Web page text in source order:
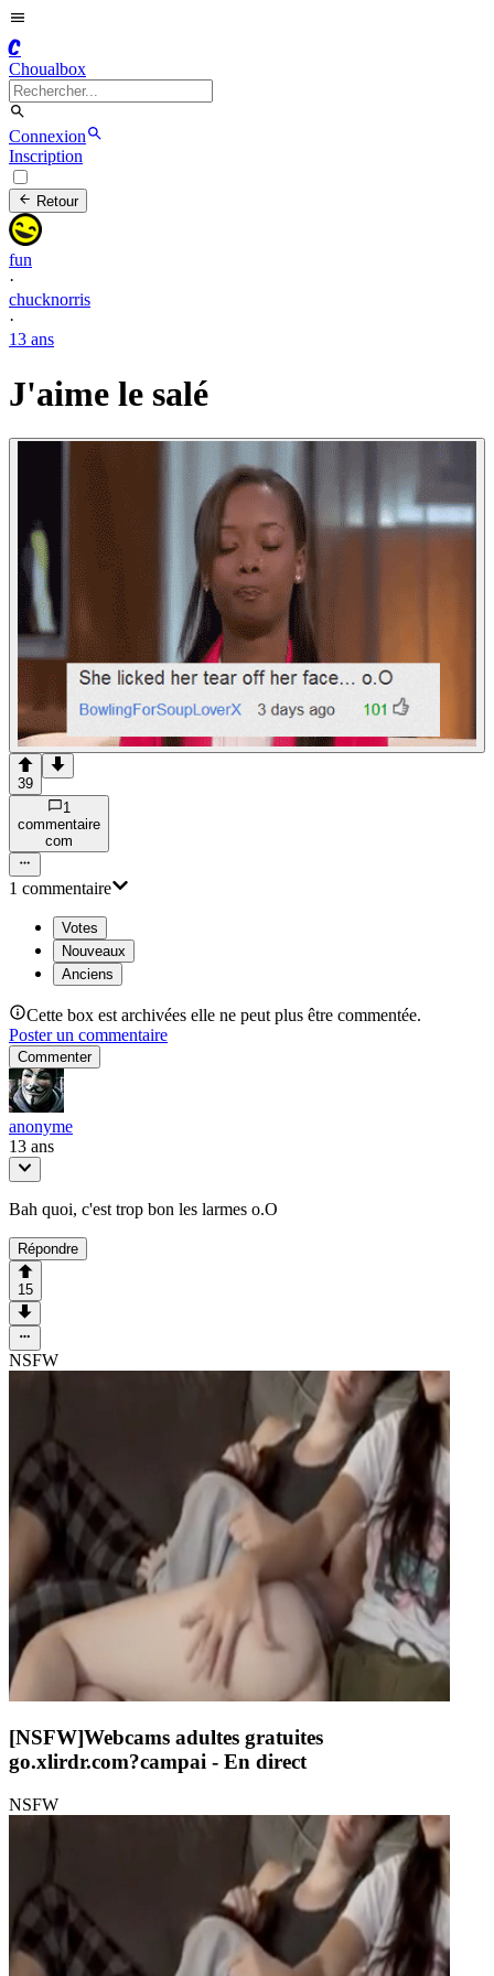
C
Choualbox
Connexion
Inscription
Retour
fun
·
chucknorris
·
13 ans
J'aime le salé
39
1
commentaire
com
1 commentaire
Votes
Nouveaux
Anciens
Cette box est archivées elle ne peut plus être commentée.
Poster un commentaire
Commenter
anonyme
13 ans
Bah quoi, c'est trop bon les larmes o.O
Répondre
15
NSFW
[NSFW]Webcams adultes gratuites
go.xlirdr.com?campai - En direct
NSFW